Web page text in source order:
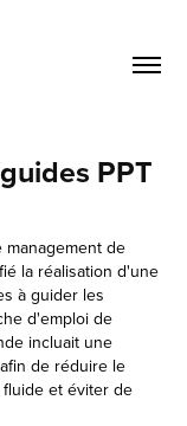
PPT
management de
la réalisation d'une
à guider les
d'emploi de
incluait une
de réduire le
et éviter de